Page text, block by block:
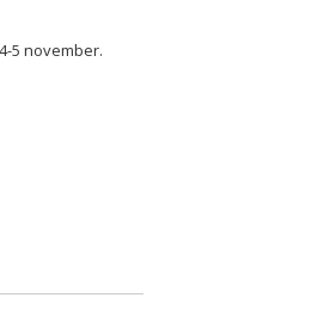
5 november.